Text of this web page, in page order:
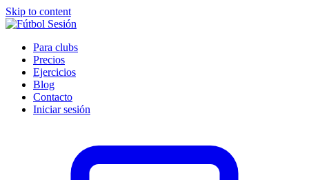
Skip to content
Para clubs
Precios
Ejercicios
Blog
Contacto
Iniciar sesión